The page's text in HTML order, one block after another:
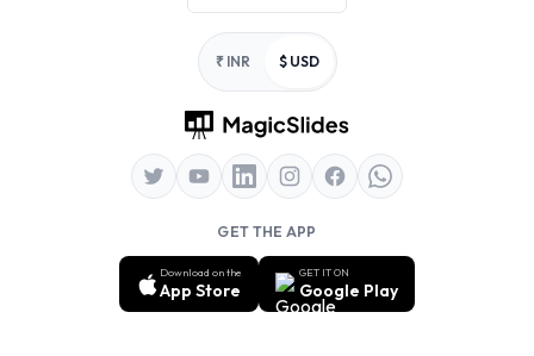
₹ INR $ USD
GET THE APP
Download on the
App Store
GET IT ON
Google Play